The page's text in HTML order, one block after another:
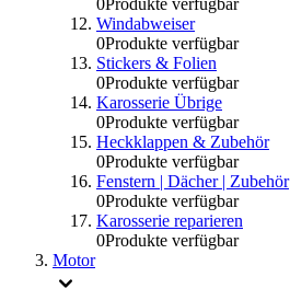
0Produkte verfügbar
Windabweiser
0Produkte verfügbar
Stickers & Folien
0Produkte verfügbar
Karosserie Übrige
0Produkte verfügbar
Heckklappen & Zubehör
0Produkte verfügbar
Fenstern | Dächer | Zubehör
0Produkte verfügbar
Karosserie reparieren
0Produkte verfügbar
Motor